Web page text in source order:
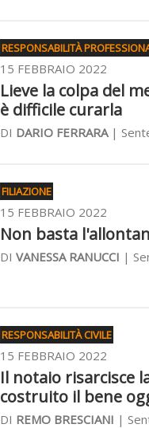
RESPONSABILITÀ
15 FEBBRAIO 2022
Lieve la colpa del
è difficile curarla
DI DARIO FERRARA|
FILIAZIONE
15 FEBBRAIO 2022
Non basta
DI VANESSA RANUCCI |
RESPONSABILITÀ CIVILE
15 FEBBRAIO 2022
Il notaio risarcisce
costruito il bene
DI REMO BRESCIANI |